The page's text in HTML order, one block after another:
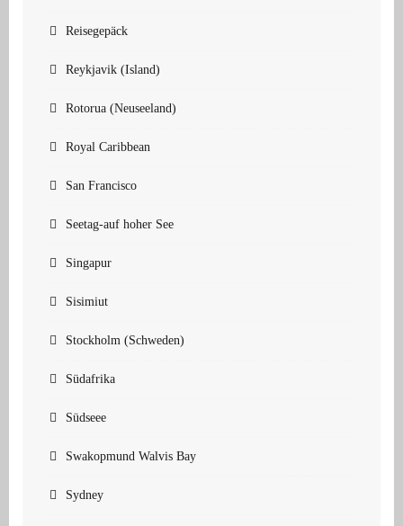
Reisegepäck
Reykjavik (Island)
Rotorua (Neuseeland)
Royal Caribbean
San Francisco
Seetag-auf hoher See
Singapur
Sisimiut
Stockholm (Schweden)
Südafrika
Südseee
Swakopmund Walvis Bay
Sydney